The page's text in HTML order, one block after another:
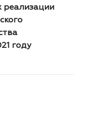
реализации
году